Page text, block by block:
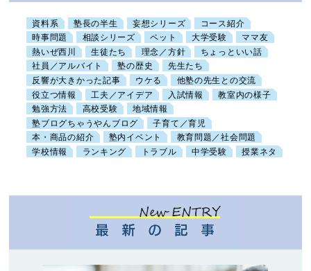
資料系 塾長の半生 妄想シリーズ
コース紹介
時事問題
相談シリーズ ペット 大学受験
ママ友
熱いぜ西川
生徒たち 理念／方針
ちょっといい話
社員／アルバイト
塾の歴史
先生たち
反響が大きかった記事
ウケる
他塾の先生との交流
役立つ情報
工夫／アイデア 入試情報
教室内の様子
勉強方法
高校受験
地域情報
塾ブログちゃうやんブログ
子育て／育児
本・商品の紹介
塾内イベント
教育問題／社会問題
学校情報
ランキング トラブル 中学受験 授業ネタ